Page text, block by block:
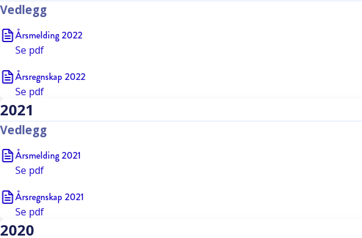
Vedlegg
Årsmelding 2022
Se pdf
Årsregnskap 2022
Se pdf
2021
Vedlegg
Årsmelding 2021
Se pdf
Årsregnskap 2021
Se pdf
2020